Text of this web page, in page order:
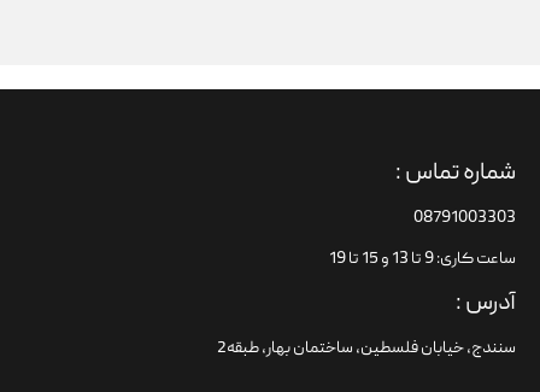
شماره تماس :
08791003303
ساعت کاری: 9 تا 13 و 15 تا 19
آدرس :
سنندج، خیابان فلسطین،‌ ساختمان بهار، طبقه2